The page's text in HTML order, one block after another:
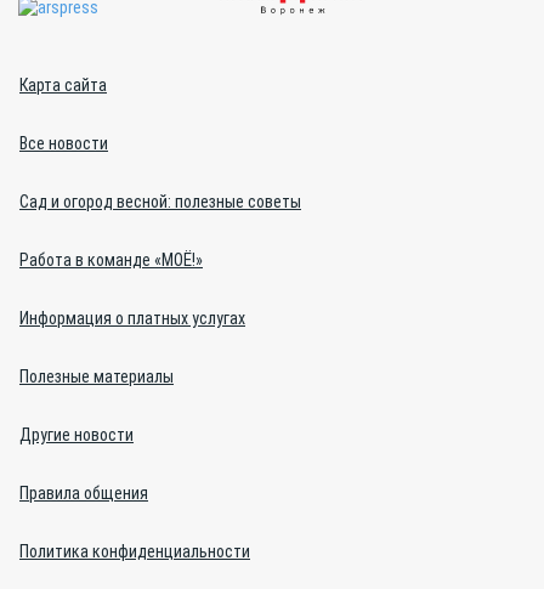
Карта сайта
Все новости
Сад и огород весной: полезные советы
Работа в команде «МОЁ!»
Информация о платных услугах
Полезные материалы
Другие новости
Правила общения
Политика конфиденциальности